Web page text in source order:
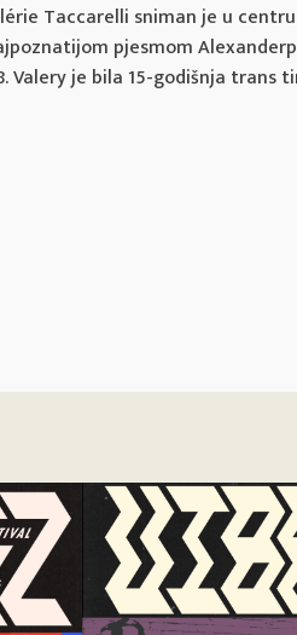
Taccarelli sniman je u
pjesmom
je bila 15-godišnja